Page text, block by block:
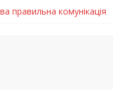
на
місце
на власне житло
правильна комунікація